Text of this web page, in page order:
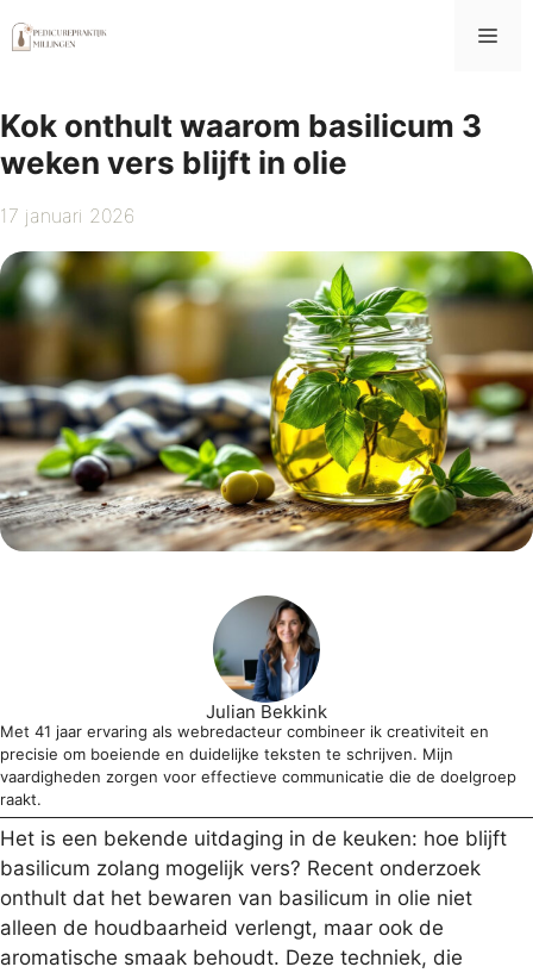
naar
Kok onthult waarom basilicum 3
weken vers blijft in olie
17 januari 2026
Julian Bekkink
Met 41 jaar ervaring als webredacteur combineer ik creativiteit en
precisie om boeiende en duidelijke teksten te schrijven. Mijn
vaardigheden zorgen voor effectieve communicatie die de doelgroep
raakt.
Het is een bekende uitdaging in de keuken: hoe blijft
basilicum zolang mogelijk vers? Recent onderzoek
onthult dat het bewaren van basilicum in olie niet
alleen de houdbaarheid verlengt, maar ook de
aromatische smaak behoudt. Deze techniek, die